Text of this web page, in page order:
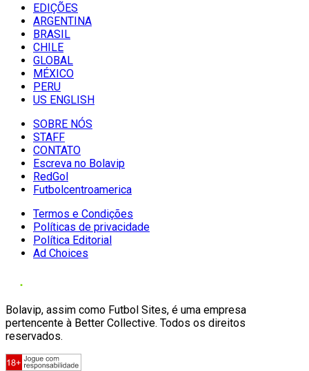
EDIÇÕES
ARGENTINA
BRASIL
CHILE
GLOBAL
MÉXICO
PERU
US ENGLISH
SOBRE NÓS
STAFF
CONTATO
Escreva no Bolavip
RedGol
Futbolcentroamerica
Termos e Condições
Políticas de privacidade
Política Editorial
Ad Choices
Bolavip, assim como Futbol Sites, é uma empresa
pertencente à Better Collective. Todos os direitos
reservados.